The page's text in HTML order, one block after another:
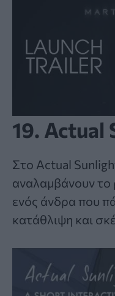
19. Actual
Στο Actual
αναλαμβάνουν το
ενός άνδρα που
κατάθλιψη και